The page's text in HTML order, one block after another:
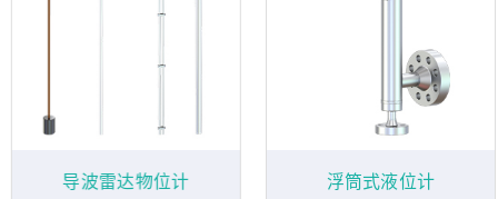
导波雷达物位计 浮筒式液位计